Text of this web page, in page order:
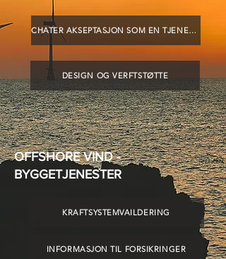
CHATER AKSEPTASJON SOM EN TJENESTE
DESIGN OG VERFTSTØTTE
OFFSHORE VIND -
BYGGETJENESTER
KRAFTSYSTEMVAILDERING
INFORMASJON TIL FORSIKRINGER